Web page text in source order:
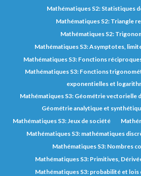
Mathématiques S2: Statistiques
Mathématiques S2: Triangle
Mathématiques S2:
Mathématiques S3: Asymptotes,
Mathématiques S3: Fonctions
Mathématiques S3: Fonctions
exponentielles et
Mathématiques S3: Géométrie vectorielle
Géométrie analytique et
Mathématiques S3: Jeux de société
Mathématiques S3: mathématiques
Mathématiques S3: Nombres
Mathématiques S3: Primitives,
Mathématiques S3: probabilité et